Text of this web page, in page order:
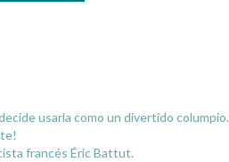
usarla como un divertido columpio.
francés Éric Battut.